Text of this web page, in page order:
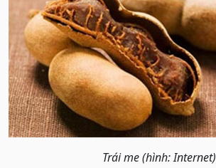
Trái me (hình: Internet)